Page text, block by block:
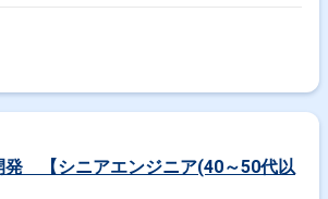
発 【シニアエンジニア(40～50代以